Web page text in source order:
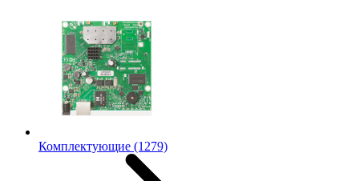
Комплектующие (1279)